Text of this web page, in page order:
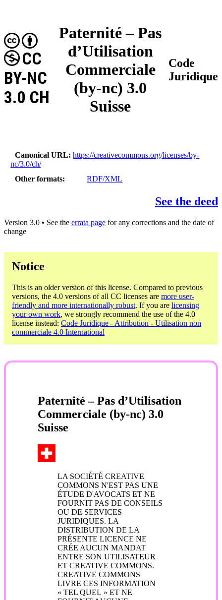
Paternité – Pas
d’Utilisation
Commerciale
(by-nc) 3.0
Suisse
CC
BY-NC
3.0 CH
Code
Juridique
Canonical URL
https://creativecommons.org/licenses/by-
nc/3.0/ch/
Other formats
RDF/XML
See the deed
Version 3.0 • See the errata page for any corrections and the date of
change
Notice
This is an older version of this license. Compared to previous
versions, the 4.0 versions of all CC licenses are more user-
friendly and more internationally robust. If you are licensing
your own work, we strongly recommend the use of the 4.0
license instead: Code Juridique - Attribution - Utilisation non
commerciale 4.0 International
Paternité – Pas d’Utilisation
Commerciale (by-nc) 3.0
Suisse
LA SOCIÉTÉ CREATIVE
COMMONS N'EST PAS UNE
ÉTUDE D'AVOCATS ET NE
FOURNIT PAS DE CONSEILS
OU DE SERVICES
JURIDIQUES. LA
DISTRIBUTION DE LA
PRÉSENTE LICENCE NE
CRÉE AUCUN MANDAT
ENTRE SON UTILISATEUR
ET CREATIVE COMMONS.
CREATIVE COMMONS
LIVRE CES INFORMATION
« TEL QUEL » ET NE